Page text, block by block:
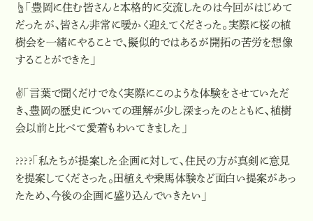
☝️「豊岡に住む皆さんと本格的に交流したのは今回がはじめて
だったが、皆さん非常に暖かく迎えてくださった。実際に桜の植
樹会を一緒にやることで、擬似的ではあるが開拓の苦労を想像
することができた」
✌️「言葉で聞くだけでなく実際にこのような体験をさせていただ
き、豊岡の歴史についての理解が少し深まったのとともに、植樹
会以前と比べて愛着もわいてきました」
????「私たちが提案した企画に対して、住民の方が真剣に意見
を提案してくださった。田植えや乗馬体験など面白い提案があっ
たため、今後の企画に盛り込んでいきたい」